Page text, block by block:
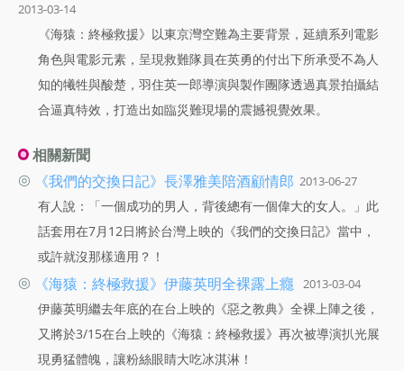
2013-03-14
《海猿：終極救援》以東京灣空難為主要背景，延續系列電影
角色與電影元素，呈現救難隊員在英勇的付出下所承受不為人
知的犧牲與酸楚，羽住英一郎導演與製作團隊透過真景拍攝結
合逼真特效，打造出如臨災難現場的震撼視覺效果。
相關新聞
◎
《我們的交換日記》長澤雅美陪酒顧情郎 2013-06-27
有人說：「一個成功的男人，背後總有一個偉大的女人。」此
話套用在7月12日將於台灣上映的《我們的交換日記》當中，
或許就沒那樣適用？！
◎ 《海猿：終極救援》伊藤英明全裸露上癮 2013-03-04
伊藤英明繼去年底的在台上映的《惡之教典》全裸上陣之後，
又將於3/15在台上映的《海猿：終極救援》再次被導演扒光展
現勇猛體魄，讓粉絲眼睛大吃冰淇淋！